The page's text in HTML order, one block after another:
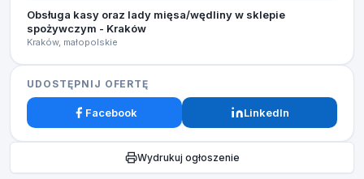
Obsługa kasy oraz lady mięsa/wędliny w sklepie
spożywczym - Kraków
Kraków, małopolskie
UDOSTĘPNIJ OFERTĘ
Facebook LinkedIn
Wydrukuj ogłoszenie